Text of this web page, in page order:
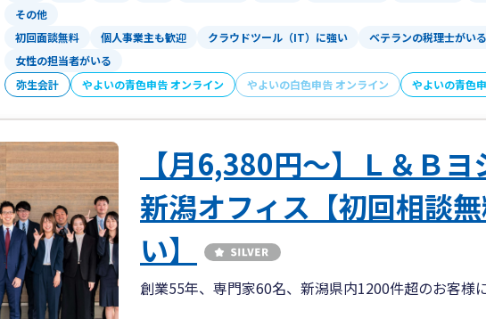
その他
初回面談無料
個人事業主も歓迎 クラウドツール（IT）に強い ベテランの税理士がいる
女性の担当者がいる
弥生会計
やよいの青色申告 オンライン やよいの白色申告 オンライン やよいの青色
【月6,380円～】Ｌ＆Ｂ
新潟オフィス【初回相談
い】
創業55年、専門家60名、新潟県内1200件超のお客様